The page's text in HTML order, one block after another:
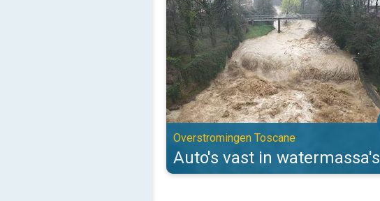
Overstromingen Toscane
Auto's vast in watermassa's